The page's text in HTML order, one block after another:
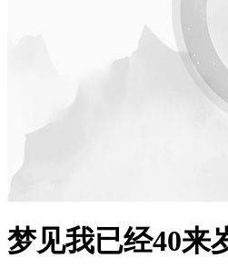
梦见我已经40来